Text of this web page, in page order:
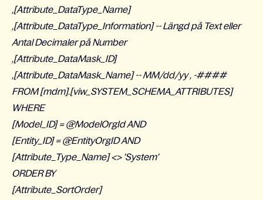
,[Attribute_DataType_Name]
,[Attribute_DataType_Information] -- Längd på Text eller
Antal Decimaler på Number
,[Attribute_DataMask_ID]
,[Attribute_DataMask_Name] -- MM/dd/yy , -####
FROM [mdm].[viw_SYSTEM_SCHEMA_ATTRIBUTES]
WHERE
[Model_ID] = @ModelOrgId AND
[Entity_ID] = @EntityOrgID AND
[Attribute_Type_Name] <> 'System'
ORDER BY
[Attribute_SortOrder]